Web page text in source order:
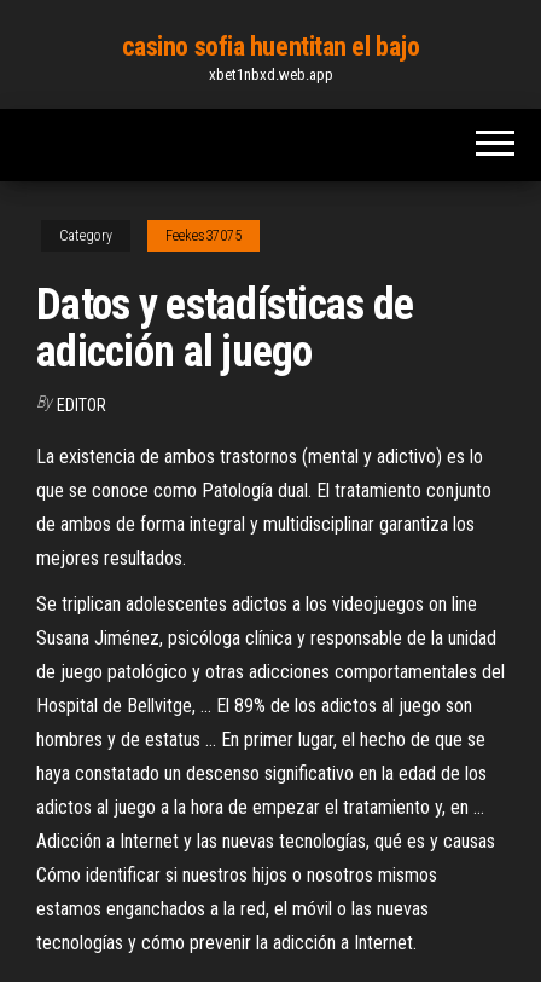
content
casino sofia huentitan el bajo
xbet1nbxd.web.app
Category Feekes37075
Datos y estadísticas de
adicción al juego
By EDITOR
La existencia de ambos trastornos (mental y adictivo) es lo
que se conoce como Patología dual. El tratamiento conjunto
de ambos de forma integral y multidisciplinar garantiza los
mejores resultados.
Se triplican adolescentes adictos a los videojuegos on line
Susana Jiménez, psicóloga clínica y responsable de la unidad
de juego patológico y otras adicciones comportamentales del
Hospital de Bellvitge, ... El 89% de los adictos al juego son
hombres y de estatus ... En primer lugar, el hecho de que se
haya constatado un descenso significativo en la edad de los
adictos al juego a la hora de empezar el tratamiento y, en ...
Adicción a Internet y las nuevas tecnologías, qué es y causas
Cómo identificar si nuestros hijos o nosotros mismos
estamos enganchados a la red, el móvil o las nuevas
tecnologías y cómo prevenir la adicción a Internet.